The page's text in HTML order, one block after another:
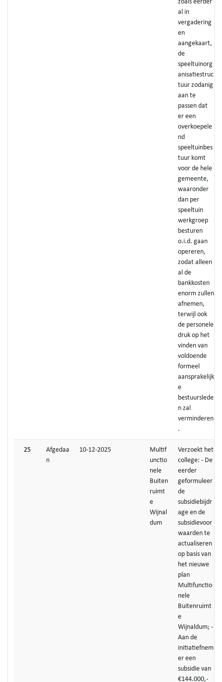
zoals eerder
al in
vergadering
en
aangekaart,
de
speeltuinorg
anisatiestruc
tuur zodanig
aan te
passen dat
er een
overkoepele
nd
speeltuinbes
tuur komt
voor de hele
gemeente,
waaronder
dan per
speeltuin
werkgroep
besturen
o.i.d. gaan
opereren,
zodat alleen
al de
bankkosten
enorm zullen
afnemen,
terwijl ook
de personele
druk op het
vinden van
voldoende
formeel
aansprakelijk
e
bestuurslede
n zal
verminderen
.
25
Afgedaa
n
10-12-2025
Multif
unctio
nele
Buiten
ruimt
e
Wijnal
dum
Verzoekt het
college: - De
eerder
geformuleer
de
subsidiebijdr
age en de
subsidievoor
waarden te
actualiseren
op basis van
het nieuwe
plan
Multifunctio
nele
Buitenruimt
e
Wijnaldum; -
Aan de
initiatiefnem
er een
subsidie van
€144.000,-